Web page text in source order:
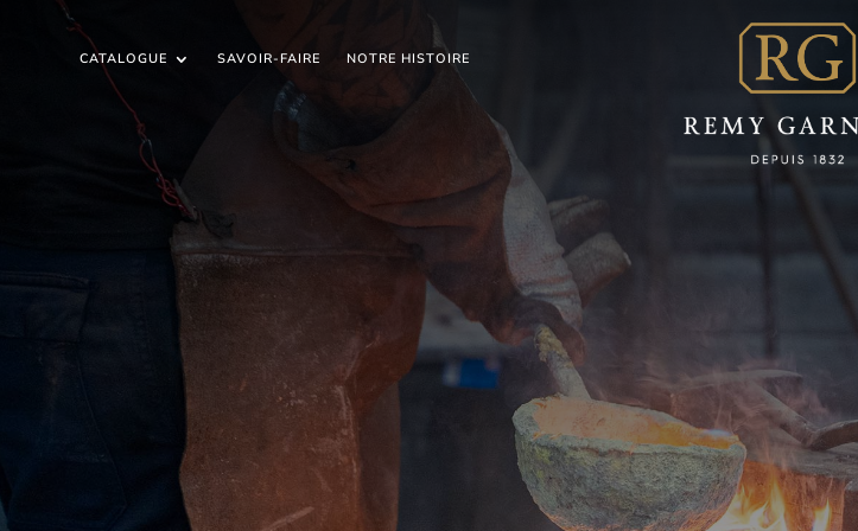
CATALOGUE SAVOIR-FAIRE NOTRE HISTOIRE
CATALOGUE SAVOIR-FAIRE NOTRE HISTOIRE